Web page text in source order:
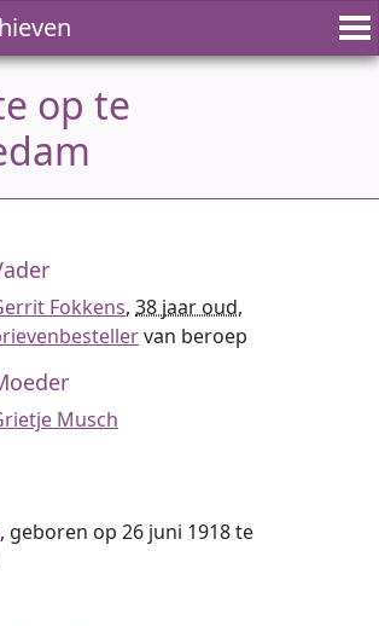
op te
Fokkens, 38 jaar oud,
van beroep
Musch
, geboren op 26 juni 1918 te